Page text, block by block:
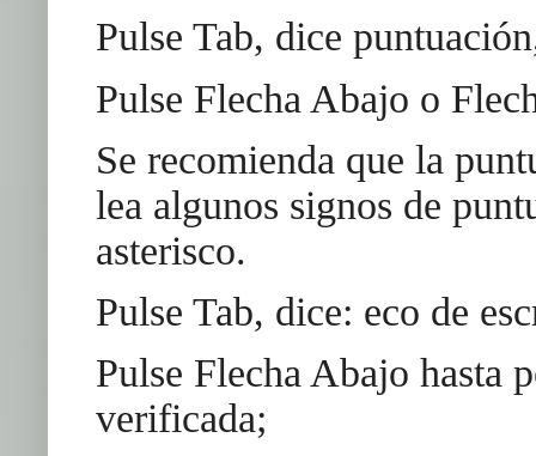
Pulse Tab, dice
Pulse Flecha Abajo o
Se recomienda que la
lea algunos signos de
asterisco.
Pulse Tab, dice: eco de
Pulse Flecha Abajo hasta
verificada;